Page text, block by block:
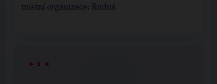
místní organizace: Rudná
▶ 3 ◀